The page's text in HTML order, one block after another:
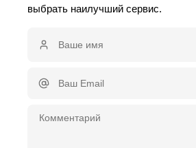
выбрать наилучший сервис.